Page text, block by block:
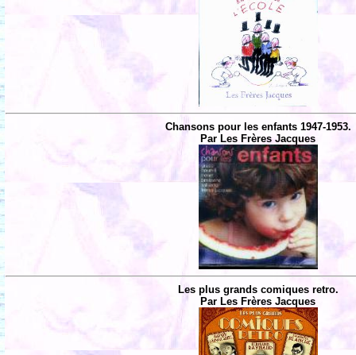
Chansons pour les enfants 1947-1953.
Par Les Frères Jacques
Les plus grands comiques retro.
Par Les Frères Jacques